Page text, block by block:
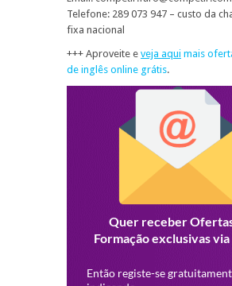
Telefone: 289 073 947 – custo da
fixa nacional
+++ Aproveite e veja aqui mais
de inglês online grátis.